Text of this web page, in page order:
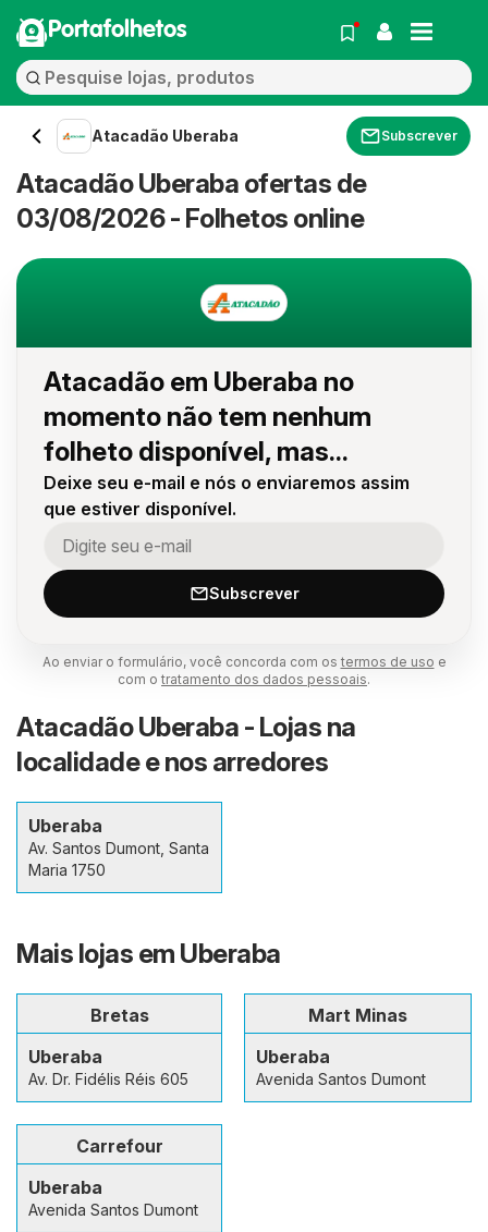
Portafolhetos
Atacadão Uberaba Subscrever
Atacadão Uberaba ofertas de
03/08/2026 - Folhetos online
Atacadão em Uberaba no
momento não tem nenhum
folheto disponível, mas...
Deixe seu e-mail e nós o enviaremos assim
que estiver disponível.
Subscrever
Ao enviar o formulário, você concorda com os termos de uso e
com o tratamento dos dados pessoais.
Atacadão Uberaba - Lojas na
localidade e nos arredores
Uberaba
Av. Santos Dumont, Santa
Maria 1750
Mais lojas em Uberaba
Bretas
Uberaba
Av. Dr. Fidélis Réis 605
Mart Minas
Uberaba
Avenida Santos Dumont
Carrefour
Uberaba
Avenida Santos Dumont